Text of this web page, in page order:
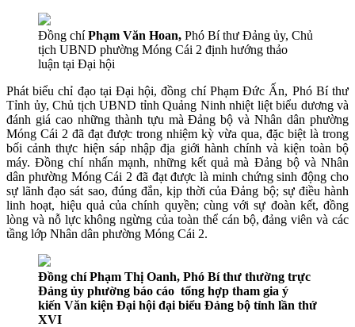
Đồng chíPhạm Văn Hoan, Phó Bí thư Đảng ủy, Chủ
tịch UBND phường Móng Cái 2 định hướng thảo
luận tại Đại hội
Phát biểu chỉ đạo tại Đại hội, đồng chí Phạm Đức Ấn, Phó Bí thư
Tỉnh ủy, Chủ tịch UBND tỉnh Quảng Ninh nhiệt liệt biểu dương và
đánh giá cao những thành tựu mà Đảng bộ và Nhân dân phường
Móng Cái 2 đã đạt được trong nhiệm kỳ vừa qua, đặc biệt là trong
bối cảnh thực hiện sáp nhập địa giới hành chính và kiện toàn bộ
máy. Đồng chí nhấn mạnh, những kết quả mà Đảng bộ và Nhân
dân phường Móng Cái 2 đã đạt được là minh chứng sinh động cho
sự lãnh đạo sát sao, đúng đắn, kịp thời của Đảng bộ; sự điều hành
linh hoạt, hiệu quả của chính quyền; cùng với sự đoàn kết, đồng
lòng và nỗ lực không ngừng của toàn thể cán bộ, đảng viên và các
tầng lớp Nhân dân phường Móng Cái 2.
Đồng chí Phạm Thị Oanh, Phó Bí thư thường trực
Đảng ủy phường báo cáo tổng hợp tham gia ý
kiến Văn kiện Đại hội đại biểu Đảng bộ tỉnh lần thứ
XVI